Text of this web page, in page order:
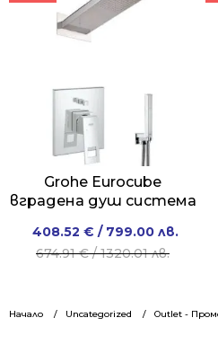
Начало Uncategorized Outlet -
Grohe Eurocube
вградена душ система
674.91€/ 1320.01 лв.
Original
price
/
408.52 € / 799.00 лв.
Current
price
/